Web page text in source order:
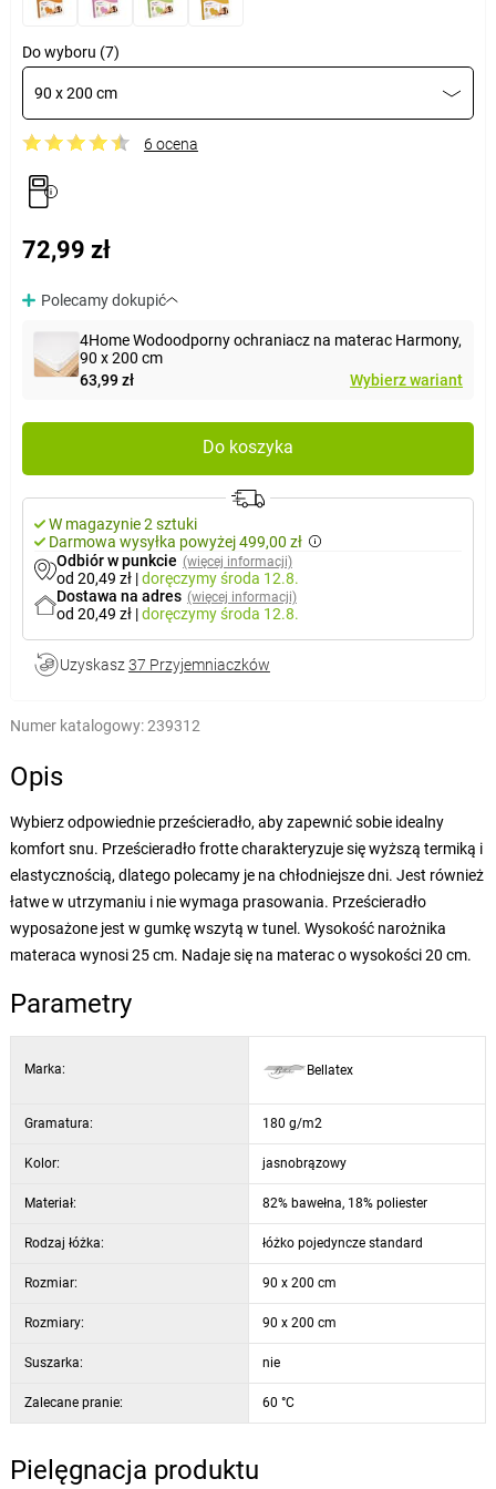
Do wyboru (7)
90 x 200 cm
6 ocena
72,99 zł
Polecamy dokupić
4Home Wodoodporny ochraniacz na materac Harmony,
90 x 200 cm
63,99 zł
Wybierz wariant
Do koszyka
W magazynie 2 sztuki
Darmowa wysyłka powyżej 499,00 zł
Odbiór w punkcie (więcej informacji)
od 20,49 zł |doręczymyśroda 12.8.
Dostawa na adres (więcej informacji)
od 20,49 zł |doręczymyśroda 12.8.
Uzyskasz 37 Przyjemniaczków
Numer katalogowy:239312
Opis
Wybierz odpowiednie prześcieradło, aby zapewnić sobie idealny
komfort snu. Prześcieradło frotte charakteryzuje się wyższą termiką i
elastycznością, dlatego polecamy je na chłodniejsze dni. Jest również
łatwe w utrzymaniu i nie wymaga prasowania. Prześcieradło
wyposażone jest w gumkę wszytą w tunel. Wysokość narożnika
materaca wynosi 25 cm. Nadaje się na materac o wysokości 20 cm.
Parametry
Marka: Bellatex
Gramatura: 180 g/m2
Kolor: jasnobrązowy
Materiał: 82% bawełna, 18% poliester
Rodzaj łóżka: łóżko pojedyncze standard
Rozmiar: 90 x 200 cm
Rozmiary: 90 x 200 cm
Suszarka: nie
Zalecane pranie: 60 °C
Pielęgnacja produktu